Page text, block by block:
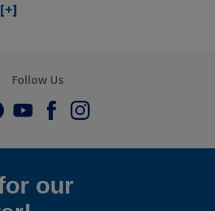
[+]
Follow Us